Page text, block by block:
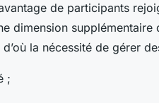
de participants
dimension
la nécessité de gérer
;